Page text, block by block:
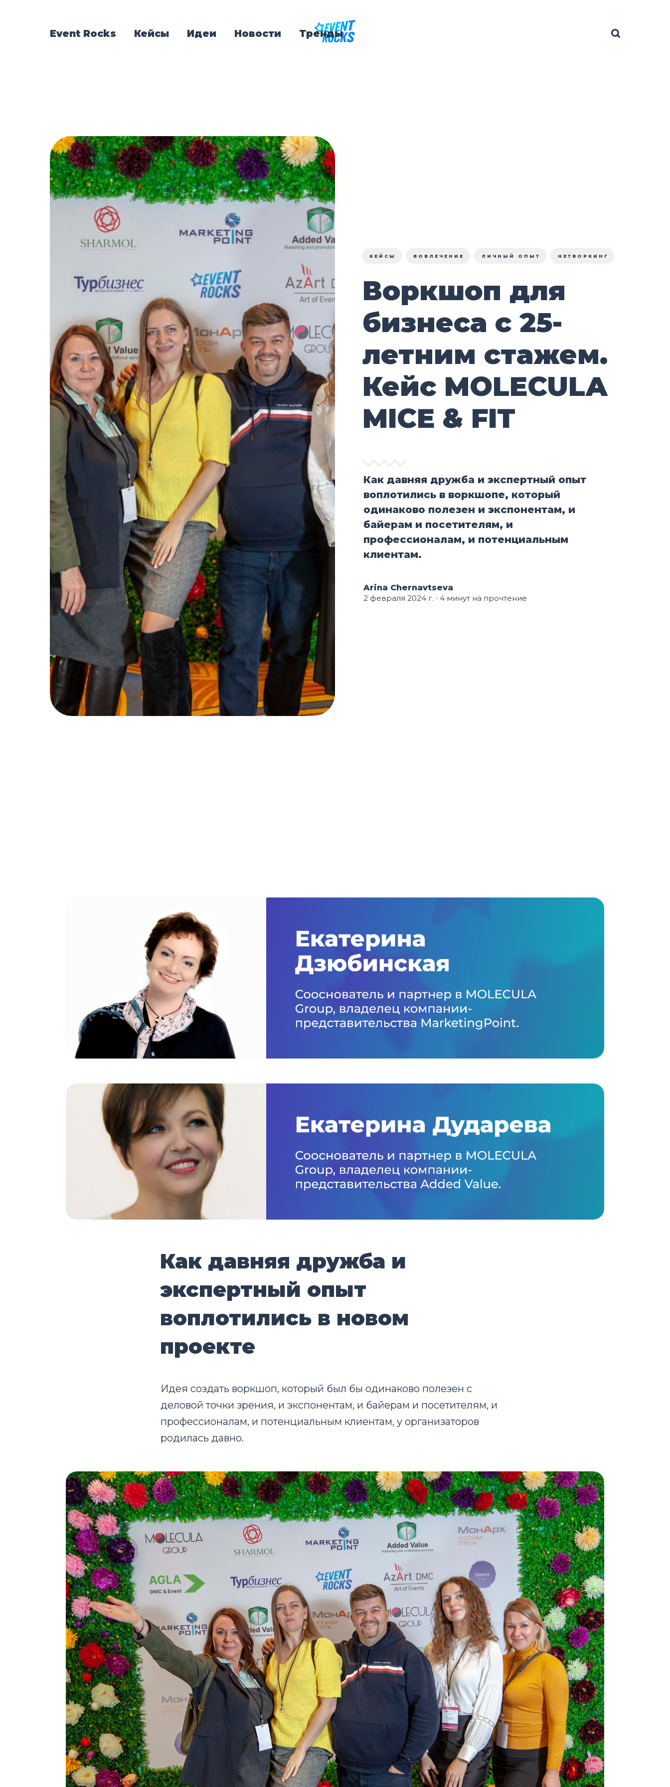
Event Rocks Кейсы Идеи Новости Тренды
КЕЙСЫ ВОВЛЕЧЕНИЕ ЛИЧНЫЙ ОПЫТ НЕТВОРКИНГ
Воркшоп для
бизнеса с 25-
летним стажем.
Кейс MOLECULA
MICE & FIT
Как давняя дружба и экспертный опыт
воплотились в воркшопе, который
одинаково полезен и экспонентам, и
байерам и посетителям, и
профессионалам, и потенциальным
клиентам.
Arina Chernavtseva
2 февраля 2024 г. ∙ 4 минут на прочтение
Как давняя дружба и
экспертный опыт
воплотились в новом
проекте
Идея создать воркшоп, который был бы одинаково полезен с
деловой точки зрения, и экспонентам, и байерам и посетителям, и
профессионалам, и потенциальным клиентам, у организаторов
родилась давно.